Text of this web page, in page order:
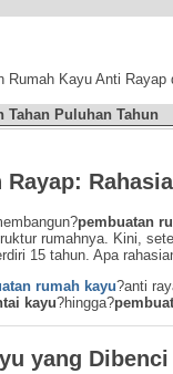
Rumah Kayu Anti Rayap
Tahan Puluhan Tahun
Rayap:
pembuatan
rumahnya. Kini,
15 tahun. Apa
rumah kayu?anti
kayu?hingga?
yang Dibenci